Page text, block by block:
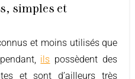
simples et
ils possèdent des
et sont d’ailleurs très